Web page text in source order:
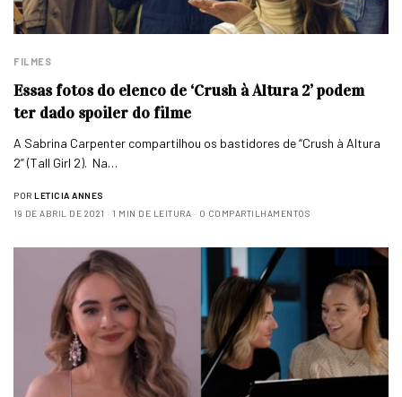
FILMES
Essas fotos do elenco de ‘Crush à Altura 2’ podem
ter dado spoiler do filme
A Sabrina Carpenter compartilhou os bastidores de “Crush à Altura
2” (Tall Girl 2). Na…
POR LETICIA ANNES
19 DE ABRIL DE 2021
1 MIN DE LEITURA 0 COMPARTILHAMENTOS